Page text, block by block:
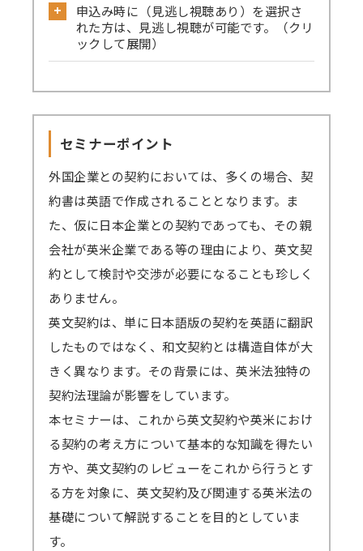
ングをお試しください。
確認はこちら
→Skype／Teams／LINEなど別のミーティン
象が起きる可能性がございます。お手数です
が、これらのアプリは閉じた状態にてZoomに
ご参加ください。
→音声が聞こえない場合の対処例
Zoomアプリのインストール、Zoomへの
サインアップをせずブラウザからの参加も可能
です。
→参加方法はこちら
→一部のブラウザは音声が聞こえないなどの不
具合が起きる可能性があります。
対応ブラウザ
をご確認の上、必ず事前の
ストミーティング
をお願いします。
（iOSやAndroidOS ご利用の場合は、アプリ
インストールが必須となります）
申込み時に（見逃し視聴あり）を選択さ
れた方は、見逃し視聴が可能です。（クリ
ックして展開）
ミナーの録画動画を一定期間視聴可能です。
しい方、期間内であれば動画を何度も視聴でき
ます。
原則、遅くとも開催4営業日後までに録画動
画の配信を開始します（一部、編集加工しま
す）。
視聴期間はセミナー開催日から4営業日後を
起点に1週間となります。
ex）2/6（月）開催 セミナー → 2/10（金）ま
でに配信開始 → 2/17（金）まで視聴可能
→見逃し視聴について、 こちらから問題なく
視聴できるかご確認ください。（テスト視聴動
画へ）パスワード「123456」
＜見逃し視聴ご案内の流れ・配信期間詳細＞
メールにて視聴用URL・パスワードを配信
します。配信開始日を過ぎてもメールが届かな
い場合は必ず弊社までご連絡ください。
セミナーポイント
外国企業との契約においては、多くの場合、契
約書は英語で作成されることとなります。ま
た、仮に日本企業との契約であっても、その親
会社が英米企業である等の理由により、英文契
約として検討や交渉が必要になることも珍しく
ありません。
英文契約は、単に日本語版の契約を英語に翻訳
したものではなく、和文契約とは構造自体が大
きく異なります。その背景には、英米法独特の
契約法理論が影響をしています。
本セミナーは、これから英文契約や英米におけ
る契約の考え方について基本的な知識を得たい
方や、英文契約のレビューをこれから行うとす
る方を対象に、英文契約及び関連する英米法の
基礎について解説することを目的としていま
す。